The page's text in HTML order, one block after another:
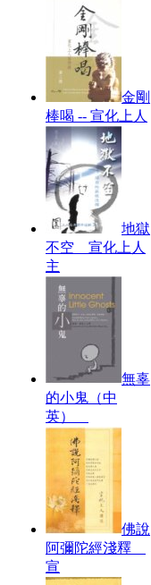
金剛
棒喝 -- 宣化上人
地獄
不空 宣化上人
主
無辜
的小鬼（中
英）
佛說
阿彌陀經淺釋
宣